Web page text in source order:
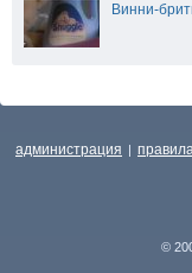
Винни-
администрация |
©